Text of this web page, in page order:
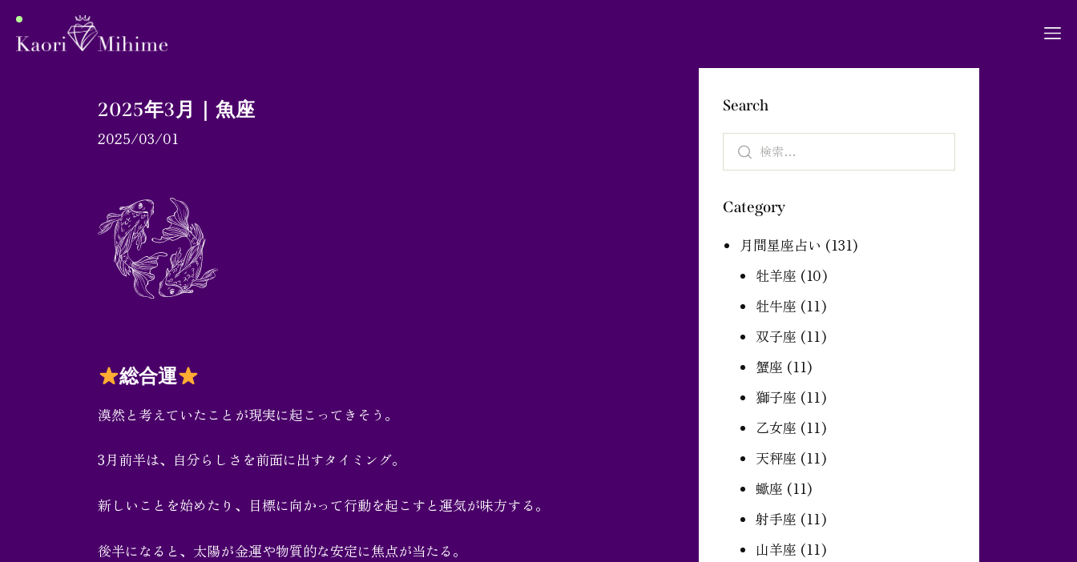
2025年3月｜魚座
2025/03/01
総合運
漠然と考えていたことが現実に起こってきそう。
3月前半は、自分らしさを前面に出すタイミング。
新しいことを始めたり、目標に向かって行動を起こすと運気が味方する。
後半になると、太陽が金運や物質的な安定に焦点が当たる。
Search
Category
月間星座占い (131)
牡羊座 (10)
牡牛座 (11)
双子座 (11)
蟹座 (11)
獅子座 (11)
乙女座 (11)
天秤座 (11)
蠍座 (11)
射手座 (11)
山羊座 (11)
お問い合わせ